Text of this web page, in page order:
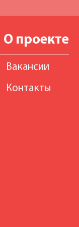
О проекте
Вакансии
Контакты